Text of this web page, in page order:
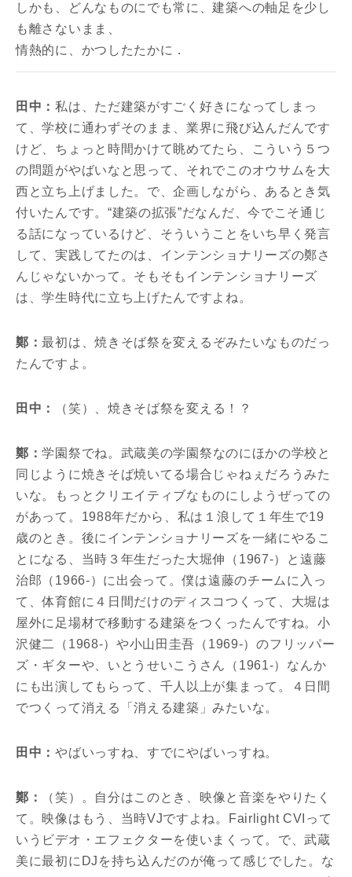
しかも、どんなものにでも常に、建築への軸足を少し
も離さないまま、
情熱的に、かつしたたかに．
田中：私は、ただ建築がすごく好きになってしまっ
て、学校に通わずそのまま、業界に飛び込んだんです
けど、ちょっと時間かけて眺めてたら、こういう５つ
の問題がやばいなと思って、それでこのオウサムを大
西と立ち上げました。で、企画しながら、あるとき気
付いたんです。“建築の拡張”だなんだ、今でこそ通じ
る話になっているけど、そういうことをいち早く発言
して、実践してたのは、インテンショナリーズの鄭さ
んじゃないかって。そもそもインテンショナリーズ
は、学生時代に立ち上げたんですよね。
鄭：最初は、焼きそば祭を変えるぞみたいなものだっ
たんですよ。
田中： （笑）、焼きそば祭を変える！？
鄭：学園祭でね。武蔵美の学園祭なのにほかの学校と
同じように焼きそば焼いてる場合じゃねぇだろうみた
いな。もっとクリエイティブなものにしようぜっての
があって。1988年だから、私は１浪して１年生で19
歳のとき。後にインテンショナリーズを一緒にやるこ
とになる、当時３年生だった大堀伸（1967-）と遠藤
治郎（1966-）に出会って。僕は遠藤のチームに入っ
て、体育館に４日間だけのディスコつくって、大堀は
屋外に足場材で移動する建築をつくったんですね。小
沢健二（1968-）や小山田圭吾（1969-）のフリッパー
ズ・ギターや、いとうせいこうさん（1961-）なんか
にも出演してもらって、千人以上が集まって。４日間
でつくって消える「消える建築」みたいな。
田中：やばいっすね、すでにやばいっすね。
鄭：
（笑）。自分はこのとき、映像と音楽をやりたく
て。映像はもう、当時VJですよね。Fairlight CVIって
いうビデオ・エフェクターを使いまくって。で、武蔵
美に最初にDJを持ち込んだのが俺って感じでした。な